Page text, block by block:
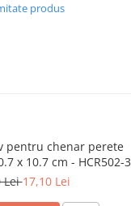
produs
pentru chenar perete
x 10.7 cm - HCR502-3
Lei17,10 Lei